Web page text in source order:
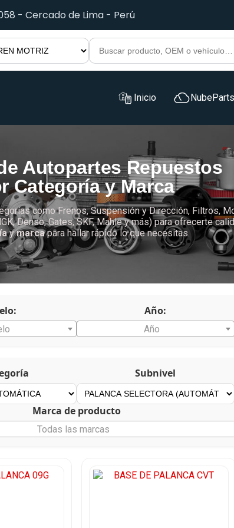
- Cercado de Lima - Perú
Inicio NubeParts
Autopartes Repuestos
Categoría y Marca
como Frenos, Suspensión y Dirección, Filtros,
Denso, Gates, SKF, Mahle y más) para ofrecerte
ymarcapara hallar rápido lo que necesitas.
Año:
Año
Subnivel
Marca de producto
Todas las marcas